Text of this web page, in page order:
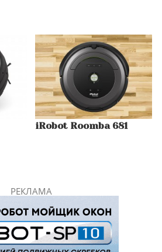
iRobot Roomba 681
РЕКЛАМА